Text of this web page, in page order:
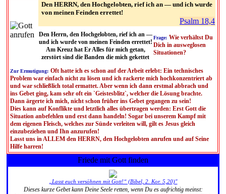
Den HERRN, den Hochgelobten, rief ich an — und ich wurde
von meinen Feinden errettet!
Psalm 18,4
Den Herrn, den Hochgelobten, rief ich an —
und ich wurde von meinen Feinden errettet!
Am Kreuz hat Er Alles für mich getan,
zerstört sind die Banden die mich gekettet
Frage: Wie verhältst Du
Dich in ausweglosen
Situationen?
Zur Ermutigung: Oft hatte ich es schon auf der Arbeit erlebt: Ein technisches
Problem war einfach nicht zu lösen und ich rackerte mich hochkonzentriert ab
und war schließlich total ermattet. Aber wenn ich dann erstmal abbrach und
ins Gebet ging, kam sehr oft ein `Geistesblitz`, welcher die Lösung brachte.
Dann ärgerte ich mich, nicht schon früher ins Gebet gegangen zu sein!
Dies kann auf Konflikte und letztlich alles übertragen werden: Erst Gott die
Situation anbefehlen und erst dann handeln! Sogar bei unserem Kampf mit
dem eigenen Fleisch, welches zur Sünde verleiten will, gilt es Jesus gleich
einzubeziehen und Ihn anzurufen!
Lasst uns in ALLEM den HERRN, den Hochgelobten anrufen und auf Seine
Hilfe harren!
Friede mit Gott finden
„Lasst euch versöhnen mit Gott!“ (Bibel, 2. Kor. 5,20)"
Dieses kurze Gebet kann Deine Seele retten, wenn Du es aufrichtig meinst: